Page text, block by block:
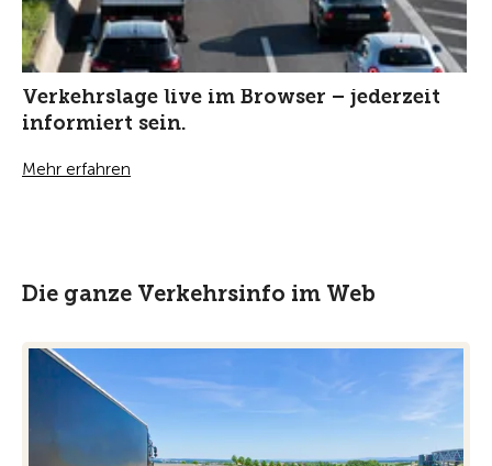
Verkehrslage live im Browser – jederzeit
informiert sein.
Mehr erfahren
Die ganze Verkehrsinfo im Web